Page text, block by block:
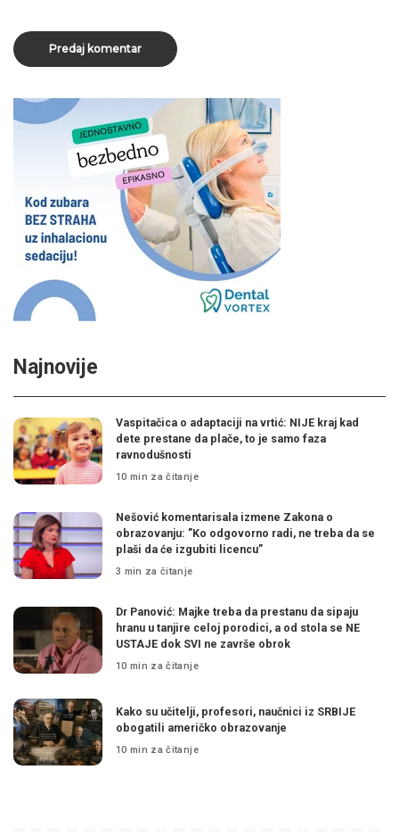
Najnovije
Vaspitačica o adaptaciji na vrtić: NIJE kraj kad
dete prestane da plače, to je samo faza
ravnodušnosti
10 min za čitanje
Nešović komentarisala izmene Zakona o
obrazovanju: ”Ko odgovorno radi, ne treba da se
plaši da će izgubiti licencu”
3 min za čitanje
Dr Panović: Majke treba da prestanu da sipaju
hranu u tanjire celoj porodici, a od stola se NE
USTAJE dok SVI ne završe obrok
10 min za čitanje
Kako su učitelji, profesori, naučnici iz SRBIJE
obogatili američko obrazovanje
10 min za čitanje